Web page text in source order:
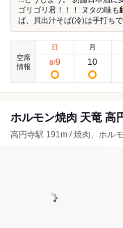
ゴリゴリ君！！！ ヌタの味も
ば、貝出汁そば(冷)は手打ち
空席
情報
日
8/9
月
10
ホルモン焼肉 天竜 高
高円寺駅 191m / 焼肉、ホル